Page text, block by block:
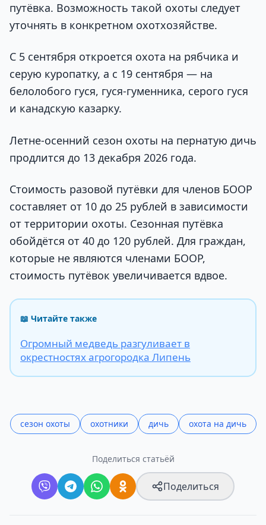
путёвка. Возможность такой охоты следует
уточнять в конкретном охотхозяйстве.
С 5 сентября откроется охота на рябчика и
серую куропатку, а с 19 сентября — на
белолобого гуся, гуся-гуменника, серого гуся
и канадскую казарку.
Летне-осенний сезон охоты на пернатую дичь
продлится до 13 декабря 2026 года.
Стоимость разовой путёвки для членов БООР
составляет от 10 до 25 рублей в зависимости
от территории охоты. Сезонная путёвка
обойдётся от 40 до 120 рублей. Для граждан,
которые не являются членами БООР,
стоимость путёвок увеличивается вдвое.
📖 Читайте также
Огромный медведь разгуливает в
окрестностях агрогородка Липень
сезон охоты охотники дичь охота на дичь
Поделиться статьёй
Поделиться